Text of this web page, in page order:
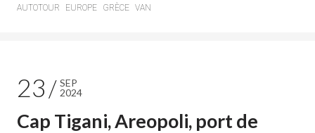
AUTOTOUR EUROPE GRÈCE VAN
23
SEP
2024
Cap Tigani, Areopoli, port de